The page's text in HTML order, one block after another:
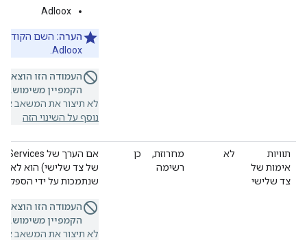
Adloox
הערה:
Adloox.
העמודה הזו
הקמפיין משימוש.
לא תיצור את המשאב או
נוסף על השינוי הזה
תוויות
אימות של
צד שלישי
לא
מחרוזת,
רשימה
כן
של צד שלישי) הוא לא None (ללא), צריך לציין רשימה של
שנתמכות על ידי הספק
העמודה הזו
הקמפיין משימוש.
לא תיצור את המשאב או